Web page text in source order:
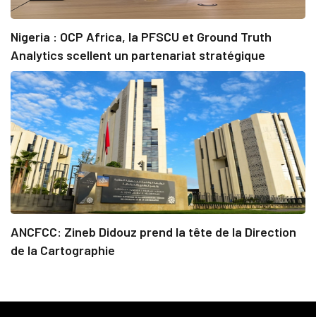
Nigeria : OCP Africa, la PFSCU et Ground Truth
Analytics scellent un partenariat stratégique
ANCFCC: Zineb Didouz prend la tête de la Direction
de la Cartographie